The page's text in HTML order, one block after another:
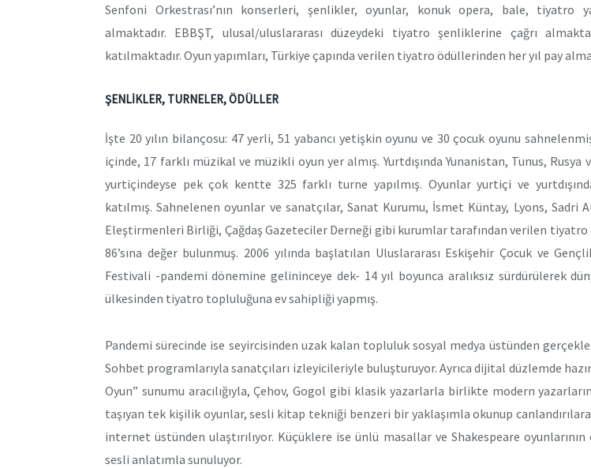
Senfoni Orkestrası’nın konserleri, şenlikler, oyunlar, konuk opera, bale, tiyatro
almaktadır. EBBŞT, ulusal/uluslararası düzeydeki tiyatro şenliklerine çağrı
katılmaktadır. Oyun yapımları, Türkiye çapında verilen tiyatro ödüllerinden her yıl pay
ŞENLİKLER, TURNELER, ÖDÜLLER
İşte 20 yılın bilançosu: 47 yerli, 51 yabancı yetişkin oyunu ve 30 çocuk oyunu
içinde, 17 farklı müzikal ve müzikli oyun yer almış. Yurtdışında Yunanistan, Tunus, Rusya
yurtiçindeyse pek çok kentte 325 farklı turne yapılmış. Oyunlar yurtiçi ve
katılmış. Sahnelenen oyunlar ve sanatçılar, Sanat Kurumu, İsmet Küntay, Lyons, Sadri
Eleştirmenleri Birliği, Çağdaş Gazeteciler Derneği gibi kurumlar tarafından verilen
86’sına değer bulunmuş. 2006 yılında başlatılan Uluslararası Eskişehir Çocuk ve
Festivali -pandemi dönemine gelininceye dek- 14 yıl boyunca aralıksız sürdürülerek
ülkesinden tiyatro topluluğuna ev sahipliği yapmış.
Pandemi sürecinde ise seyircisinden uzak kalan topluluk sosyal medya üstünden
Sohbet programlarıyla sanatçıları izleyicileriyle buluşturuyor. Ayrıca dijital düzlemde
Oyun” sunumu aracılığıyla, Çehov, Gogol gibi klasik yazarlarla birlikte modern
taşıyan tek kişilik oyunlar, sesli kitap tekniği benzeri bir yaklaşımla okunup
internet üstünden ulaştırılıyor. Küçüklere ise ünlü masallar ve Shakespeare
sesli anlatımla sunuluyor.